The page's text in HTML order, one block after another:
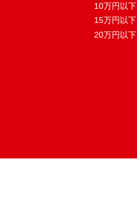
10万円以下
15万円以下
20万円以下